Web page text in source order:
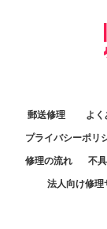
郵送修理 よく
プライバシーポリ
修理の流れ 不
法人向け修理